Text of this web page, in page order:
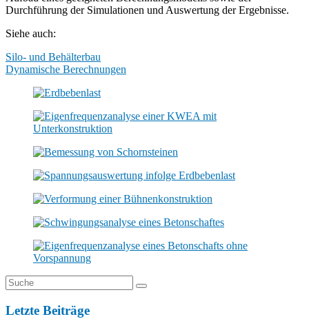
Durchführung der Simulationen und Auswertung der Ergebnisse.
Siehe auch:
Silo- und Behälterbau
Dynamische Berechnungen
Letzte Beiträge